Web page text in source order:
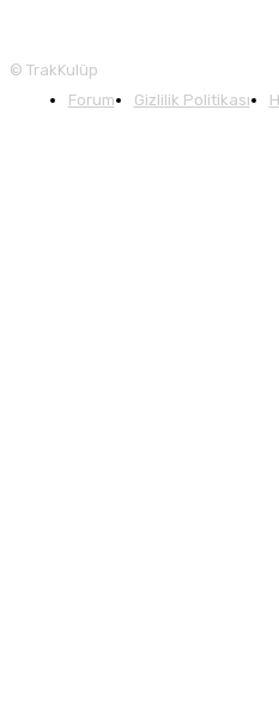
© TrakKulüp
Forum
Gizlilik Politikası